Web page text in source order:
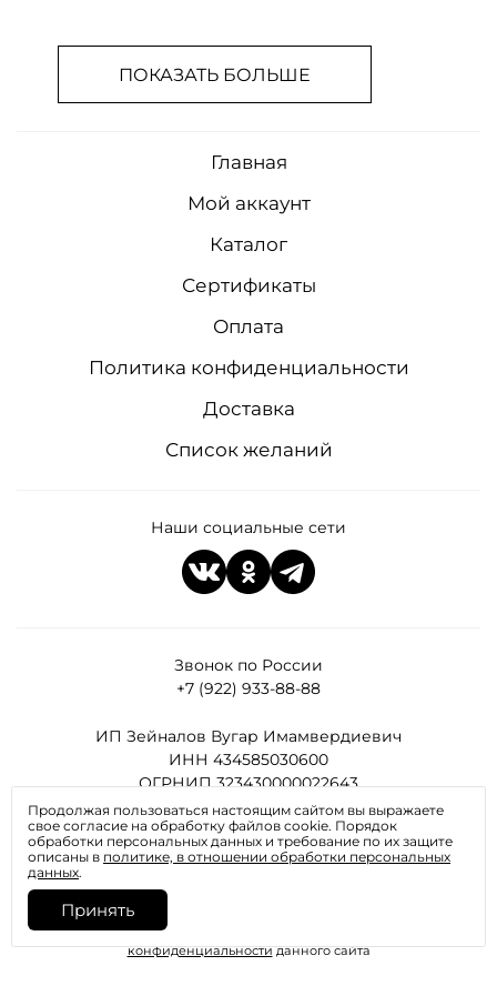
ПОКАЗАТЬ БОЛЬШЕ
Звонок по России
+7 (922) 933-88-88
ИП Зейналов Вугар Имамвердиевич
ИНН 434585030600
ОГРНИП 323430000022643
Все права защищены
Главная
Мой аккаунт
Каталог
Сертификаты
Оплата
Политика конфиденциальности
Доставка
Список желаний
Наши социальные сети
Отправляя любую форму на сайте, вы соглашаетесь с
конфиденциальностиданного сайта
Продолжая пользоваться настоящим сайтом вы выражаете
свое согласие на обработку файлов cookie. Порядок
обработки персональных данных и требование по их защите
описаны в политике, в отношении обработки персональных
данных.
Принять